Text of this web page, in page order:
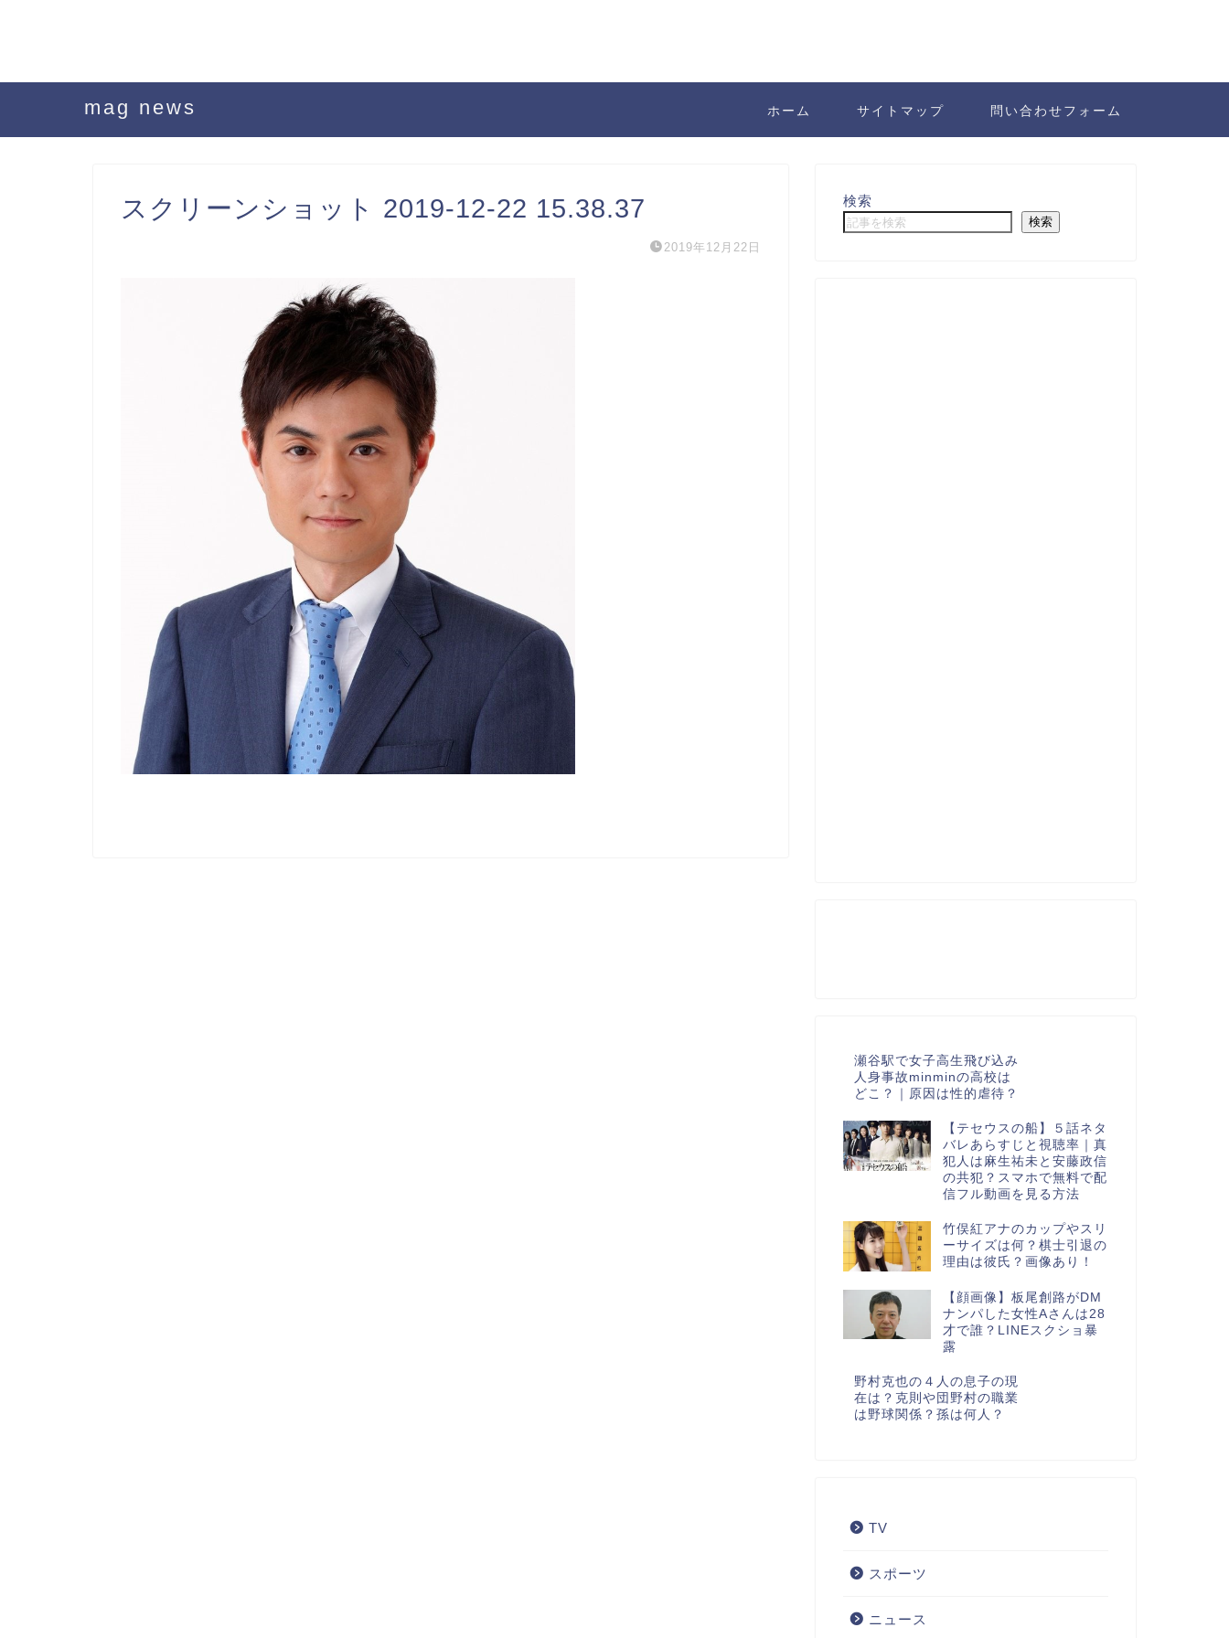
mag news ホーム サイトマップ 問い合わせフォーム
スクリーンショット 2019-12-22 15.38.37
2019年12月22日
検索
検索
瀬谷駅で女子高生飛び込み
人身事故minminの高校は
どこ？｜原因は性的虐待？
【テセウスの船】５話ネタ
バレあらすじと視聴率｜真
犯人は麻生祐未と安藤政信
の共犯？スマホで無料で配
信フル動画を見る方法
竹俣紅アナのカップやスリ
ーサイズは何？棋士引退の
理由は彼氏？画像あり！
【顔画像】板尾創路がDM
ナンパした女性Aさんは28
才で誰？LINEスクショ暴
露
野村克也の４人の息子の現
在は？克則や団野村の職業
は野球関係？孫は何人？
TV
スポーツ
ニュース